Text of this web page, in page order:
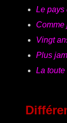
Le pays
Comme
Vingt
Plus
La